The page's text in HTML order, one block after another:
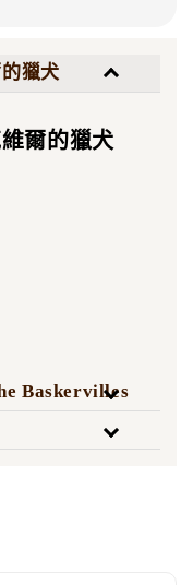
獵犬
爾的獵犬
Baskervilles